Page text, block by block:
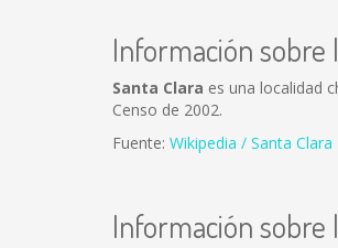
Información sobre
Santa Clara es una localidad
Censo de 2002.
Fuente: Wikipedia / Santa Clara
Información sobre